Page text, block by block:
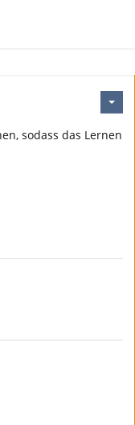
sodass das Lernen